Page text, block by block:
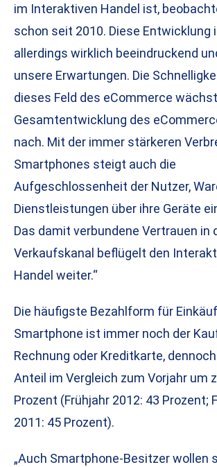
im Interaktiven Handel ist,
schon seit 2010. Diese Entwicklung
allerdings wirklich beeindruckend
unsere Erwartungen. Die
dieses Feld des eCommerce
Gesamtentwicklung des
nach. Mit der immer stärkeren
Smartphones steigt auch die
Aufgeschlossenheit der Nutzer,
Dienstleistungen über ihre Geräte
Das damit verbundene Vertrauen in
Verkaufskanal beflügelt den
Handel weiter.“
Die häufigste Bezahlform für
Smartphone ist immer noch der
Rechnung oder Kreditkarte,
Anteil im Vergleich zum Vorjahr um
Prozent (Frühjahr 2012: 43 Prozent;
2011: 45 Prozent).
„Auch Smartphone-Besitzer wollen